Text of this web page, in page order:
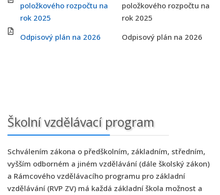
položkového rozpočtu na
rok 2025
položkového rozpočtu na
rok 2025
Odpisový plán na 2026
Odpisový plán na 2026
Školní vzdělávací program
Schválením zákona o předškolním, základním, středním,
vyšším odborném a jiném vzdělávání (dále školský zákon)
a Rámcového vzdělávacího programu pro základní
vzdělávání (RVP ZV) má každá základní škola možnost a